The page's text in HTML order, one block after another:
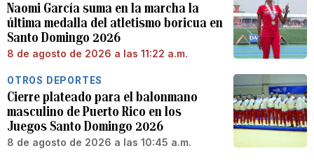
Naomi García suma en la marcha la
última medalla del atletismo boricua en
Santo Domingo 2026
8 de agosto de 2026 a las 11:22 a.m.
OTROS DEPORTES
Cierre plateado para el balonmano
masculino de Puerto Rico en los
Juegos Santo Domingo 2026
8 de agosto de 2026 a las 10:45 a.m.